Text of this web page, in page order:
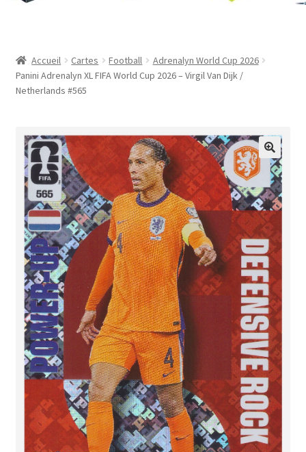
Mon compte
Page d’exemple
Validation de la commande
Accueil Cartes Football
Adrenalyn World Cup 2026
Panini Adrenalyn XL FIFA World Cup 2026 – Virgil Van Dijk /
Netherlands #565